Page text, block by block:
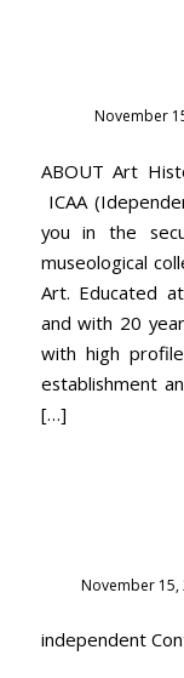
November
ABOUT Art
ICAA
you in the
museological
Art. Educated
and with 20
with high
establishment
[…]
November 15,
independent